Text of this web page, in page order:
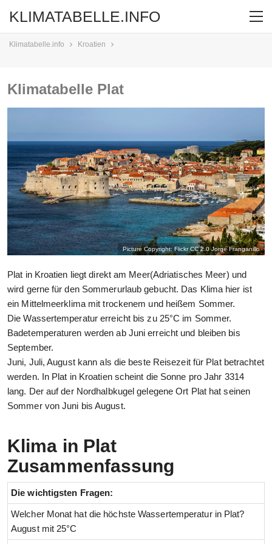
KLIMATABELLE.INFO
Klimatabelle.info Kroatien
Klimatabelle Plat
Picture Copyright: Flickr CC 2.0Jorge Franganillo
Plat in Kroatien liegt direkt am Meer(Adriatisches Meer) und
wird gerne für den Sommerurlaub gebucht. Das Klima hier ist
ein Mittelmeerklima mit trockenem und heißem Sommer.
Die Wassertemperatur erreicht bis zu 25°C im Sommer.
Badetemperaturen werden ab Juni erreicht und bleiben bis
September.
Juni, Juli, August kann als die beste Reisezeit für Plat betrachtet
werden. In Plat in Kroatien scheint die Sonne pro Jahr 3314
lang. Der auf der Nordhalbkugel gelegene Ort Plat hat seinen
Sommer von Juni bis August.
Klima in Plat
Zusammenfassung
Die wichtigsten Fragen:
Welcher Monat hat die höchste Wassertemperatur in Plat?
August mit 25°C